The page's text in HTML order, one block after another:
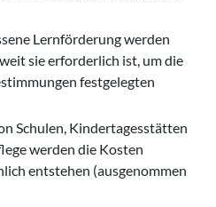
Lernförderung werden
sie erforderlich ist, um die
festgelegten
Schulen, Kindertagesstätten
werden die Kosten
entstehen (ausgenommen